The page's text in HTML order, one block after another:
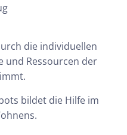
die individuellen
und Ressourcen der
bildet die Hilfe im